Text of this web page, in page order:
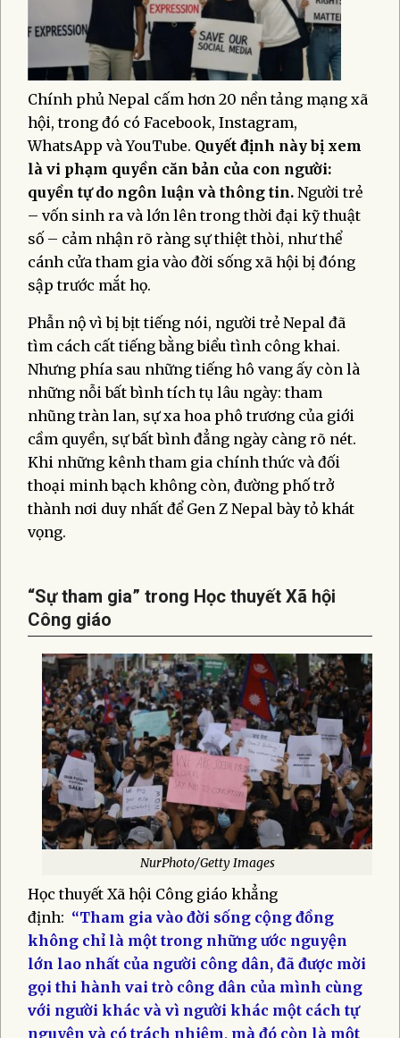
Chính phủ Nepal cấm hơn 20 nền tảng mạng xã
hội, trong đó có Facebook, Instagram,
WhatsApp và YouTube. Quyết định này bị xem
là vi phạm quyền căn bản của con người:
quyền tự do ngôn luận và thông tin. Người trẻ
– vốn sinh ra và lớn lên trong thời đại kỹ thuật
số – cảm nhận rõ ràng sự thiệt thòi, như thể
cánh cửa tham gia vào đời sống xã hội bị đóng
sập trước mắt họ.
Phẫn nộ vì bị bịt tiếng nói, người trẻ Nepal đã
tìm cách cất tiếng bằng biểu tình công khai.
Nhưng phía sau những tiếng hô vang ấy còn là
những nỗi bất bình tích tụ lâu ngày: tham
nhũng tràn lan, sự xa hoa phô trương của giới
cầm quyền, sự bất bình đẳng ngày càng rõ nét.
Khi những kênh tham gia chính thức và đối
thoại minh bạch không còn, đường phố trở
thành nơi duy nhất để Gen Z Nepal bày tỏ khát
vọng.
“Sự tham gia” trong Học thuyết Xã hội
Công giáo​
NurPhoto/Getty Images
Học thuyết Xã hội Công giáo khẳng
định: “Tham gia vào đời sống cộng đồng
không chỉ là một trong những ước nguyện
lớn lao nhất của người công dân, đã được mời
gọi thi hành vai trò công dân của mình cùng
với người khác và vì người khác một cách tự
nguyện và có trách nhiệm, mà đó còn là một